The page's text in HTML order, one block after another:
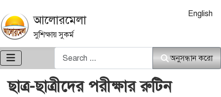
আলোরমেলা
সুশিক্ষায় সুকর্ম
আপনার ভাষা
English
অনুসন্ধান করো
অনুসন্ধান করো
ছাত্র-ছাত্রীদের পরীক্ষার রুটিন